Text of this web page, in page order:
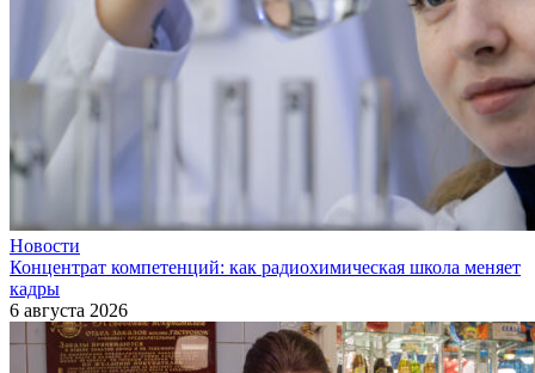
Новости
Концентрат компетенций: как радиохимическая школа меняет
кадры
6 августа 2026